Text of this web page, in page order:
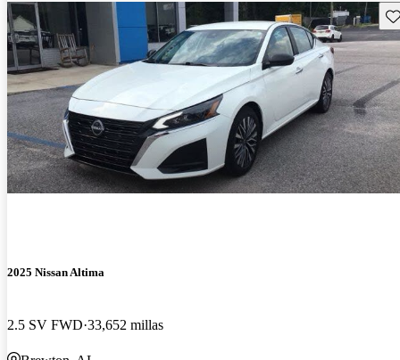
2025 Nissan Altima
2.5 SV FWD 33,652 millas